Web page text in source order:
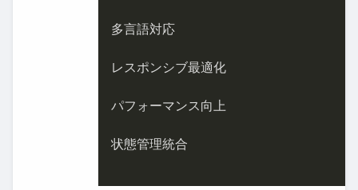
多⾔語対応
レスポンシブ最適化
パフォーマンス向上
状態管理統合